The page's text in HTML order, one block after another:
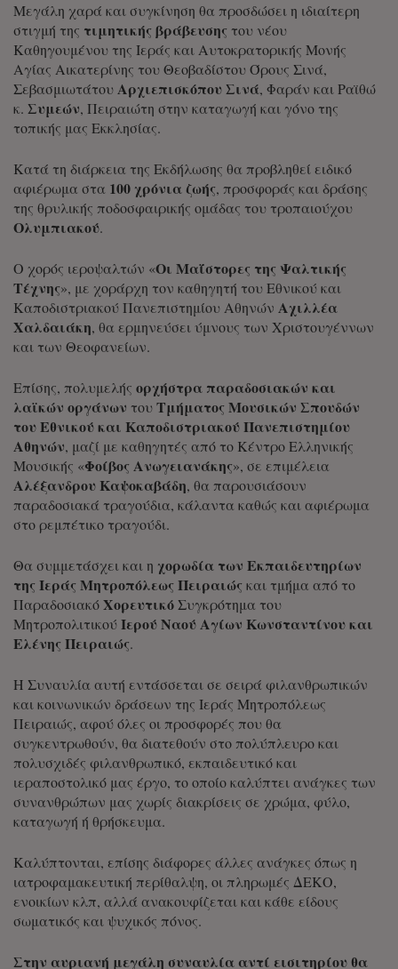
Μεγάλη χαρά και συγκίνηση θα προσδώσει η ιδιαίτερη
στιγμή της τιμητικής βράβευσης του νέου
Καθηγουμένου της Ιεράς και Αυτοκρατορικής Μονής
Αγίας Αικατερίνης του Θεοβαδίστου Όρους Σινά,
ΣεβασμιωτάτουΑρχιεπισκόπου Σινά, Φαράν και Ραϊθώ
κ. Συμεών, Πειραιώτη στην καταγωγή και γόνο της
τοπικής μας Εκκλησίας.
Κατά τη διάρκεια της Εκδήλωσης θα προβληθεί ειδικό
αφιέρωμα στα 100 χρόνια ζωής, προσφοράς και δράσης
της θρυλικής ποδοσφαιρικής ομάδας του τροπαιούχου
Ολυμπιακού.
Ο χορός ιεροψαλτών «Οι Μαΐστορες της Ψαλτικής
Τέχνης», με χοράρχη τον καθηγητή του Εθνικού και
Καποδιστριακού Πανεπιστημίου Αθηνών Αχιλλέα
Χαλδαιάκη, θα ερμηνεύσει ύμνους των Χριστουγέννων
και των Θεοφανείων.
Επίσης, πολυμελής ορχήστρα παραδοσιακών και
λαϊκών οργάνων τουΤμήματος Μουσικών Σπουδών
του Εθνικού και Καποδιστριακού Πανεπιστημίου
Αθηνών, μαζί με καθηγητές από το Κέντρο Ελληνικής
Μουσικής «Φοίβος Ανωγειανάκης», σε επιμέλεια
Αλέξανδρου Καψοκαβάδη, θα παρουσιάσουν
παραδοσιακά τραγούδια, κάλαντα καθώς και αφιέρωμα
στο ρεμπέτικο τραγούδι.
Θα συμμετάσχει και η χορωδία των Εκπαιδευτηρίων
της Ιεράς Μητροπόλεως Πειραιώς και τμήμα από το
ΠαραδοσιακόΧορευτικόΣυγκρότημα του
ΜητροπολιτικούΙερού Ναού Αγίων Κωνσταντίνου και
Ελένης Πειραιώς.
Η Συναυλία αυτή εντάσσεται σε σειρά φιλανθρωπικών
και κοινωνικών δράσεων της Ιεράς Μητροπόλεως
Πειραιώς, αφού όλες οι προσφορές που θα
συγκεντρωθούν, θα διατεθούν στο πολύπλευρο και
πολυσχιδές φιλανθρωπικό, εκπαιδευτικό και
ιεραποστολικό μας έργο, το οποίο καλύπτει ανάγκες των
συνανθρώπων μας χωρίς διακρίσεις σε χρώμα, φύλο,
καταγωγή ή θρήσκευμα.
Καλύπτονται, επίσης διάφορες άλλες ανάγκες όπως η
ιατροφαμακευτική περίθαλψη, οι πληρωμές ΔΕΚΟ,
ενοικίων κλπ, αλλά ανακουφίζεται και κάθε είδους
σωματικός και ψυχικός πόνος.
Στην αυριανή μεγάλη συναυλία αντί εισιτηρίου θα